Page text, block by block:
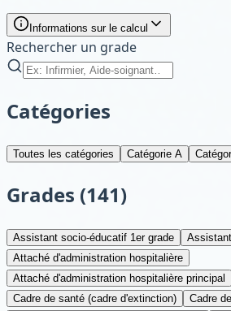
Informations sur le calcul
Rechercher un grade
Catégories
Toutes les catégories Catégorie A
Grades (141)
Assistant socio-éducatif 1er grade
Attaché d'administration hospitalière
Attaché d'administration hospitalière principal
Cadre de santé (cadre d'extinction)
Cadre